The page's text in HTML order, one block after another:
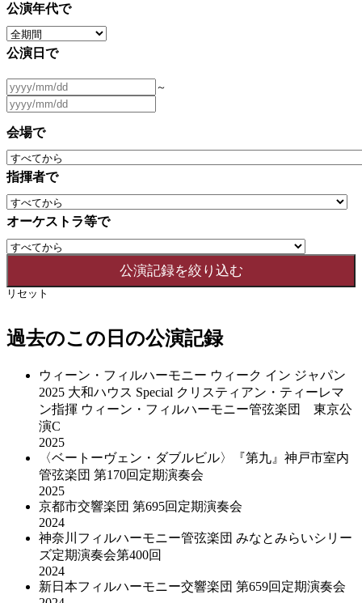
公演年代で
公演日で
～
会場で
指揮者で
オーケストラ等で
リセット
過去のこの日の公演記録
ウィーン・フィルハーモニー ウィーク イン ジャパン
2025 大和ハウス Special クリスティアン・ティーレマ
ン指揮 ウィーン・フィルハーモニー管弦楽団 東京公
演C
2025
〈ベートーヴェン・ダブルビル〉『第九』神戸市室内
管弦楽団 第170回定期演奏会
2025
京都市交響楽団 第695回定期演奏会
2024
神奈川フィルハーモニー管弦楽団 みなとみらいシリー
ズ定期演奏会第400回
2024
新日本フィルハーモニー交響楽団 第659回定期演奏会